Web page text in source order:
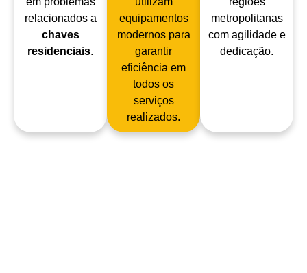
relacionados a
chaves
residenciais.
equipamentos
modernos para
garantir
eficiência em
todos os
serviços
realizados.
metropolitanas
com agilidade e
dedicação.